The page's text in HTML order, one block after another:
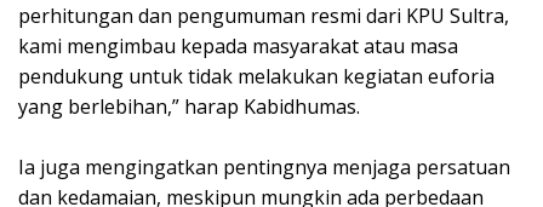
perhitungan dan pengumuman resmi dari KPU Sultra,
kami mengimbau kepada masyarakat atau masa
pendukung untuk tidak melakukan kegiatan euforia
yang berlebihan,” harap Kabidhumas.
Ia juga mengingatkan pentingnya menjaga persatuan
dan kedamaian, meskipun mungkin ada perbedaan